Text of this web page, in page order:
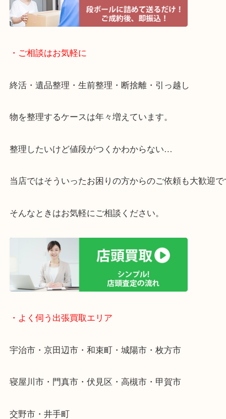
遅い時間しか家にいない方・商品点数が多い方には
リ！
終活・遺品整理・生前整理・断捨離・引っ越し
物を整理するケースは年々増えています。
当店ではそういったお困りの方からのご依頼も大歓
そんなときはお気軽にご相談ください。